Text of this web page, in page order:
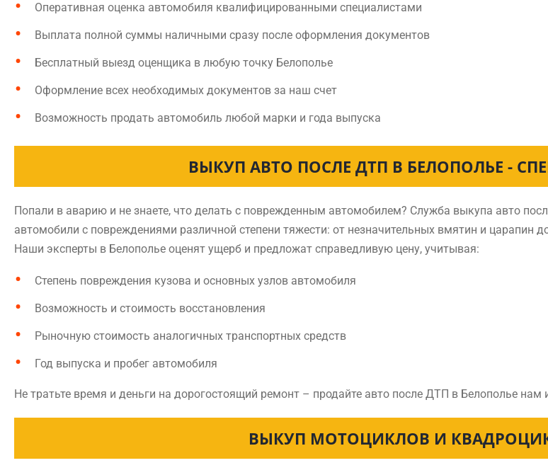
Оперативная оценка автомобиля квалифицированными специалистами
Выплата полной суммы наличными сразу после оформления документов
Бесплатный выезд оценщика в любую точку Белополье
Оформление всех необходимых документов за наш счет
Возможность продать автомобиль любой марки и года выпуска
ВЫКУП АВТО ПОСЛЕ ДТП В БЕЛОПОЛЬЕ -
Попали в аварию и не знаете, что делать с поврежденным автомобилем? Служба выкупа авто
автомобили с повреждениями различной степени тяжести: от незначительных вмятин и царапин
Наши эксперты в Белополье оценят ущерб и предложат справедливую цену, учитывая:
Степень повреждения кузова и основных узлов автомобиля
Возможность и стоимость восстановления
Рыночную стоимость аналогичных транспортных средств
Год выпуска и пробег автомобиля
Не тратьте время и деньги на дорогостоящий ремонт – продайте авто после ДТП в Белополье
ВЫКУП МОТОЦИКЛОВ И